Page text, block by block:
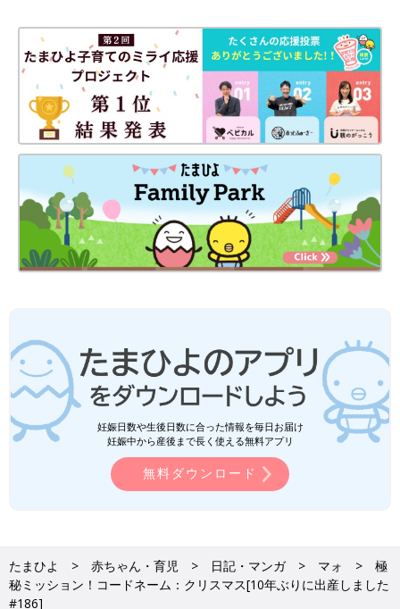
妊娠日数や生後日数に合った情報を毎日お届け
妊娠中から産後まで長く使える無料アプリ
無料ダウンロード
たまひよ 赤ちゃん・育児 日記・マンガ マォ
極
秘ミッション！コードネーム：クリスマス[10年ぶりに出産しました
#186]